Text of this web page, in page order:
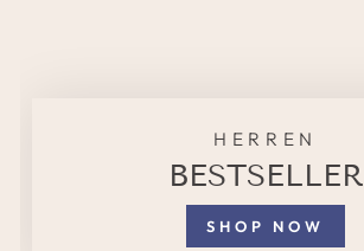
HERREN
BESTSELLER
SHOP NOW